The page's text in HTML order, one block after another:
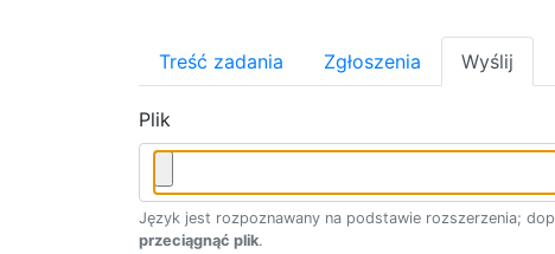
Treść zadania Zgłoszenia Wyślij
Plik
Język jest rozpoznawany na podstawie rozszerzenia;
przeciągnąć plik.